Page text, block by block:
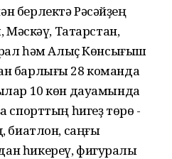
берлектә Рәсәйҙең
Мәскәү, Татарстан,
һәм Алыҫ Көнсығыш
барлығы 28 команда
10 көн дауамында
спорттың һигеҙ төрө -
биатлон, саңғы
һикереү, фигуралы